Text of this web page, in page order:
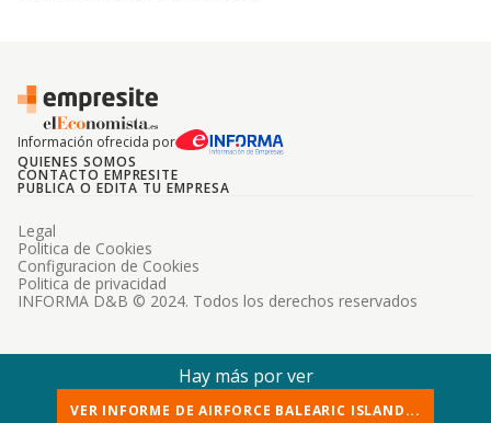
Información ofrecida por
QUIENES SOMOS
CONTACTO EMPRESITE
PUBLICA O EDITA TU EMPRESA
INFORMA D&B © 2024. Todos los derechos reservados
Legal
Politica de Cookies
Configuracion de Cookies
Politica de privacidad
Hay más por ver
VER INFORME DE AIRFORCE BALEARIC ISLAND...